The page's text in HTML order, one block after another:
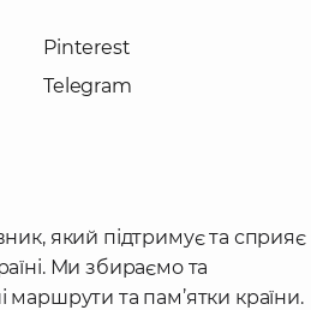
Pinterest
Telegram
який підтримує та сприяє
Ми збираємо та
маршрути та пам’ятки країни.